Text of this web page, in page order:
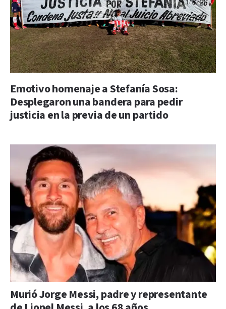
Emotivo homenaje a Stefanía Sosa:
Desplegaron una bandera para pedir
justicia en la previa de un partido
Murió Jorge Messi, padre y representante